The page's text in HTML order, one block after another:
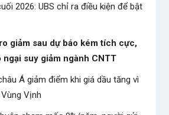
2026: UBS chỉ ra điều kiện để bật
giảm sau dự báo kém tích cực,
ngại suy giảm ngành CNTT
Á giảm điểm khi giá dầu tăng vì
Vịnh